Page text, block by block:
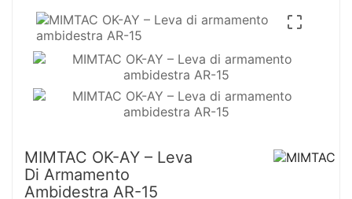

MIMTAC OK-AY – Leva
Di Armamento
Ambidestra AR-15